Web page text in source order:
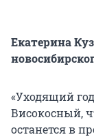
Екатерина
«Уходящий
Високосный,
останется в